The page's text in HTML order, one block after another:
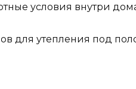
условия внутри
для утепления под